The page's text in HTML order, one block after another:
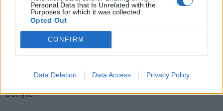
Personal Data that Is Unrelated with the
Purposes for which it was collected.
Opted Out
CONFIRM
Data Deletion Data Access Privacy Policy
priimame gyvenimą. Žmonės, kuriuos teko sutikti
man, yra labai atviri, labai tikintys. Teko pabuvoti
apeigose, kur blogas dvasias išvaro. Ir tikrai ten kažką
varė, net moteris nualpo prie altoriaus. Teko patirti ir
išgelbsti nuo hienų užleisdamas pašiūrę“, – dalinasi O.
Čenytė.